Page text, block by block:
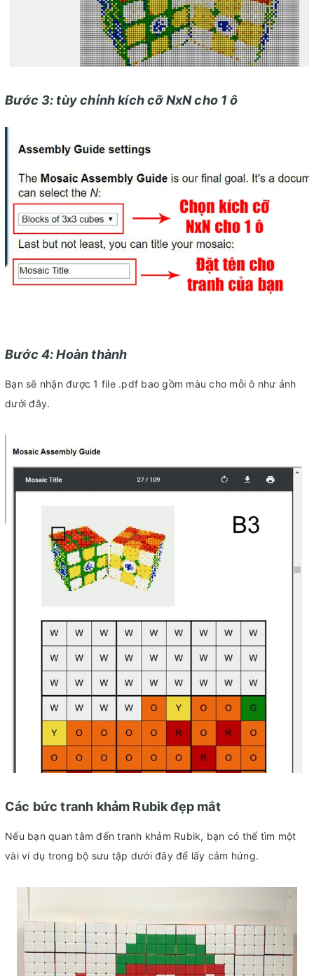
Bước 3: tùy chỉnh kích cỡ NxN cho 1 ô
Bước 4: Hoàn thành
Bạn sẽ nhận được 1 file .pdf bao gồm màu cho mỗi ô như ảnh
dưới đây.
Các bức tranh khảm Rubik đẹp mắt
Nếu bạn quan tâm đến tranh khảm Rubik, bạn có thể tìm một
vài ví dụ trong bộ sưu tập dưới đây để lấy cảm hứng.